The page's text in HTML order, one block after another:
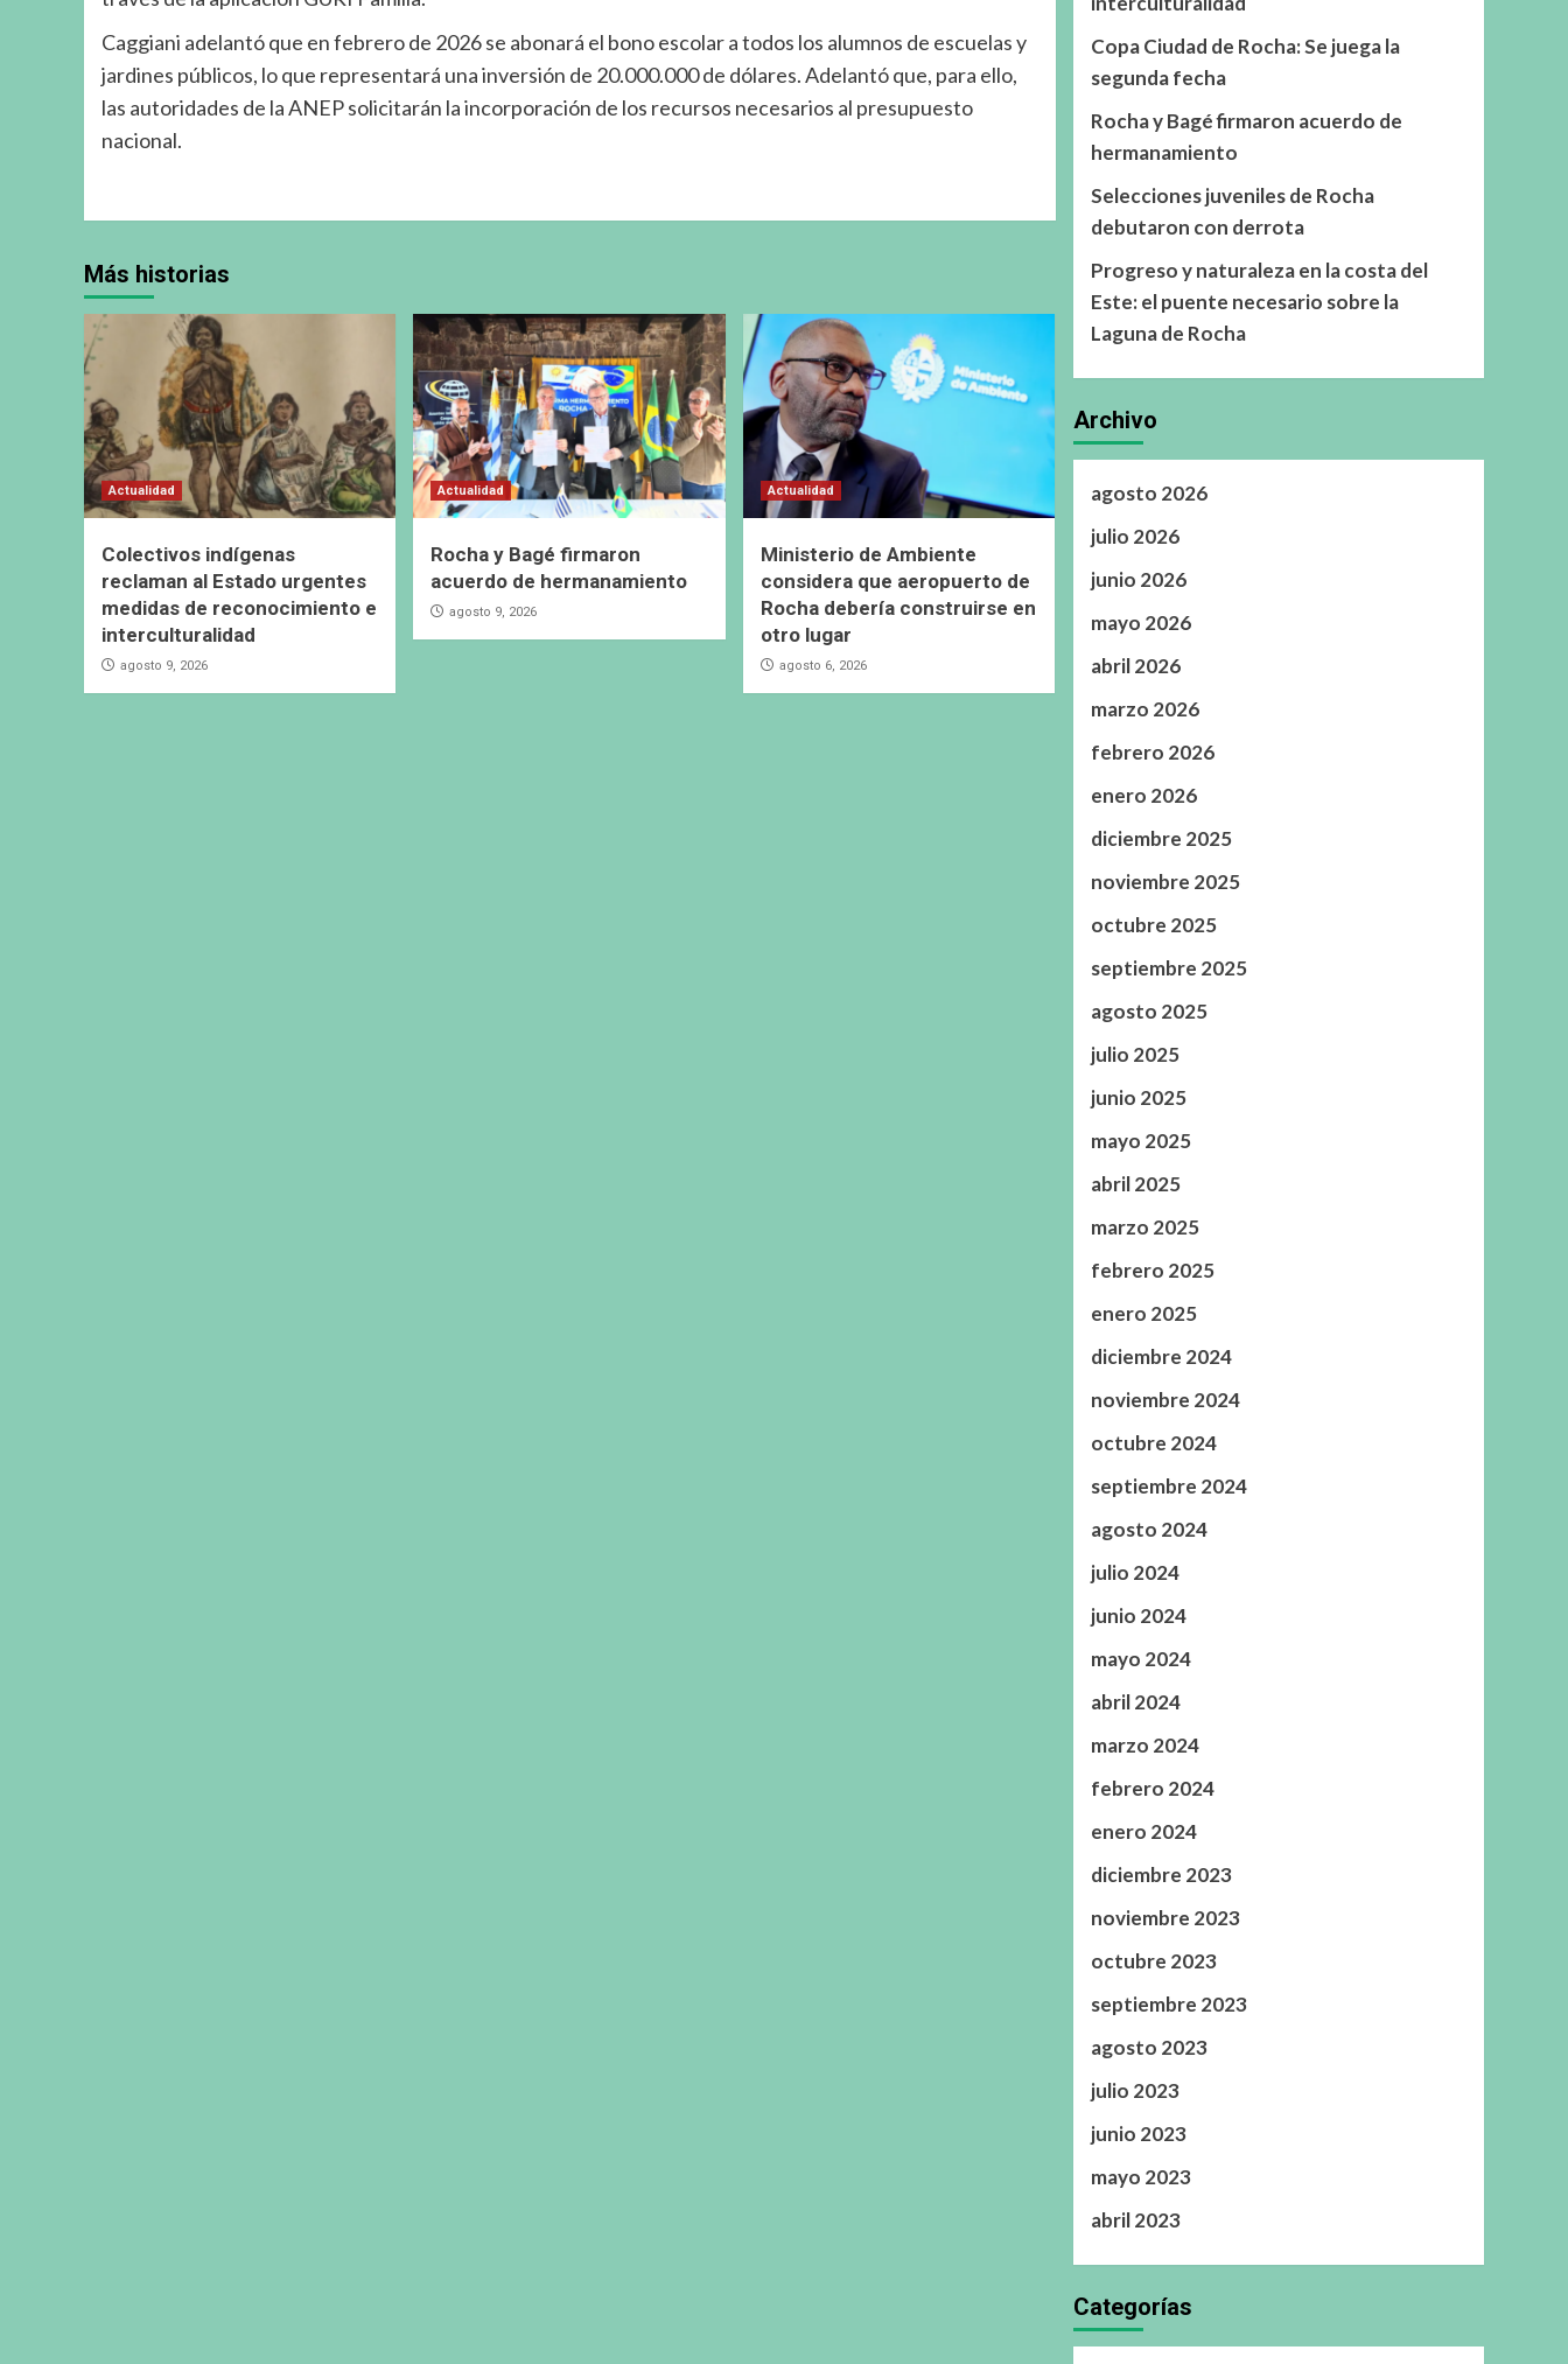
Caggiani adelantó que en febrero de 2026 se abonará el bono escolar a todos los alumnos de escuelas y
jardines públicos, lo que representará una inversión de 20.000.000 de dólares. Adelantó que, para ello,
las autoridades de la ANEP solicitarán la incorporación de los recursos necesarios al presupuesto
nacional.
Más historias
Actualidad
Colectivos indígenas
reclaman al Estado urgentes
medidas de reconocimiento e
interculturalidad
agosto 9, 2026
Actualidad
Rocha y Bagé firmaron
acuerdo de hermanamiento
agosto 9, 2026
Actualidad
Ministerio de Ambiente
considera que aeropuerto de
Rocha debería construirse en
otro lugar
agosto 6, 2026
Copa Ciudad de Rocha: Se juega la
segunda fecha
Rocha y Bagé firmaron acuerdo de
hermanamiento
Selecciones juveniles de Rocha
debutaron con derrota
Progreso y naturaleza en la costa del
Este: el puente necesario sobre la
Laguna de Rocha
Archivo
agosto 2026
julio 2026
junio 2026
mayo 2026
abril 2026
marzo 2026
febrero 2026
enero 2026
diciembre 2025
noviembre 2025
octubre 2025
septiembre 2025
agosto 2025
julio 2025
junio 2025
mayo 2025
abril 2025
marzo 2025
febrero 2025
enero 2025
diciembre 2024
noviembre 2024
octubre 2024
septiembre 2024
agosto 2024
julio 2024
junio 2024
mayo 2024
abril 2024
marzo 2024
febrero 2024
enero 2024
diciembre 2023
noviembre 2023
octubre 2023
septiembre 2023
agosto 2023
julio 2023
junio 2023
mayo 2023
abril 2023
Categorías